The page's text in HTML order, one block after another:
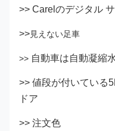
>> Carelのデジタル
>>見えない足車
>> 自動車は自動凝縮
>> 値段が付いている
ドア
>> 注文色